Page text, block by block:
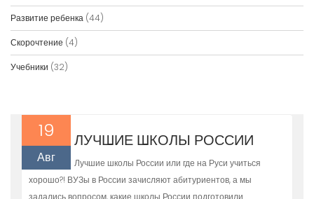
Развитие ребенка (44)
Скорочтение (4)
Учебники (32)
19
Авг
ЛУЧШИЕ ШКОЛЫ РОССИИ
Лучшие школы России или где на Руси учиться
хорошо?! ВУЗы в России зачисляют абитуриентов, а мы
задались вопросом, какие школы России подготовили